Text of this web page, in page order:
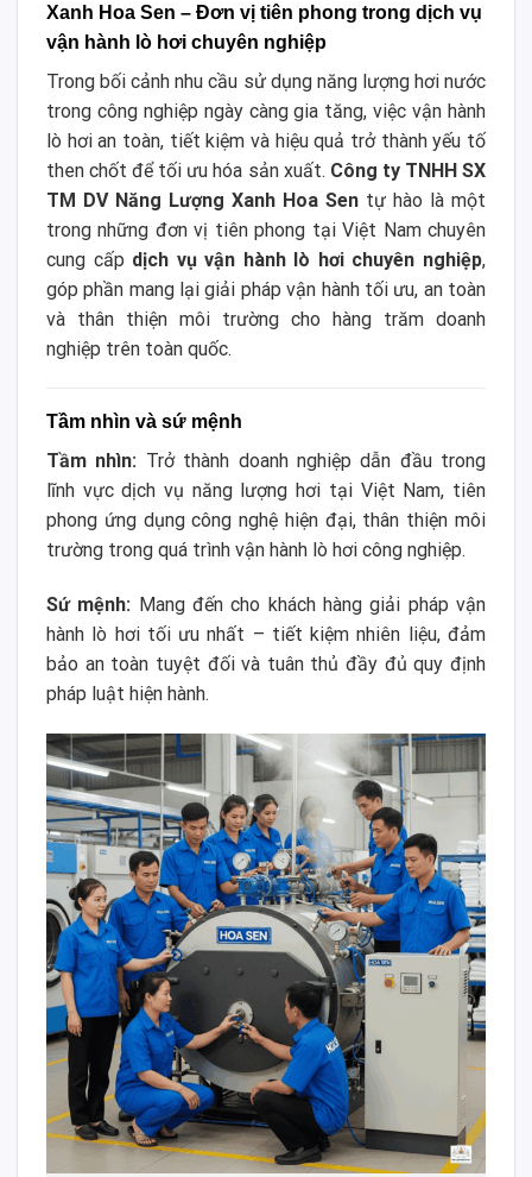
Xanh Hoa Sen – Đơn vị tiên phong trong dịch vụ
vận hành lò hơi chuyên nghiệp
Trong bối cảnh nhu cầu sử dụng năng lượng hơi nước
trong công nghiệp ngày càng gia tăng, việc vận hành
lò hơi an toàn, tiết kiệm và hiệu quả trở thành yếu tố
then chốt để tối ưu hóa sản xuất. Công ty TNHH SX
TM DV Năng Lượng Xanh Hoa Sen tự hào là một
trong những đơn vị tiên phong tại Việt Nam chuyên
cung cấp dịch vụ vận hành lò hơi chuyên nghiệp,
góp phần mang lại giải pháp vận hành tối ưu, an toàn
và thân thiện môi trường cho hàng trăm doanh
nghiệp trên toàn quốc.
Tầm nhìn và sứ mệnh
Tầm nhìn: Trở thành doanh nghiệp dẫn đầu trong
lĩnh vực dịch vụ năng lượng hơi tại Việt Nam, tiên
phong ứng dụng công nghệ hiện đại, thân thiện môi
trường trong quá trình vận hành lò hơi công nghiệp.
Sứ mệnh: Mang đến cho khách hàng giải pháp vận
hành lò hơi tối ưu nhất – tiết kiệm nhiên liệu, đảm
bảo an toàn tuyệt đối và tuân thủ đầy đủ quy định
pháp luật hiện hành.